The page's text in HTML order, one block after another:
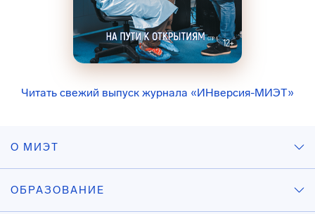
Читать свежий выпуск журнала «ИНверсия-МИЭТ»
О МИЭТ
ОБРАЗОВАНИЕ